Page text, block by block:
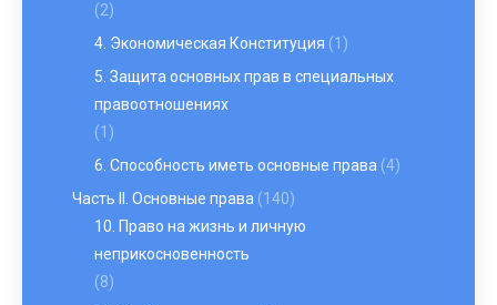
(2)
4. Экономическая Конституция (1)
5. Защита основных прав в специальных
правоотношениях
(1)
6. Способность иметь основные права (4)
Часть II. Основные права (140)
10. Право на жизнь и личную
неприкосновенность
(8)